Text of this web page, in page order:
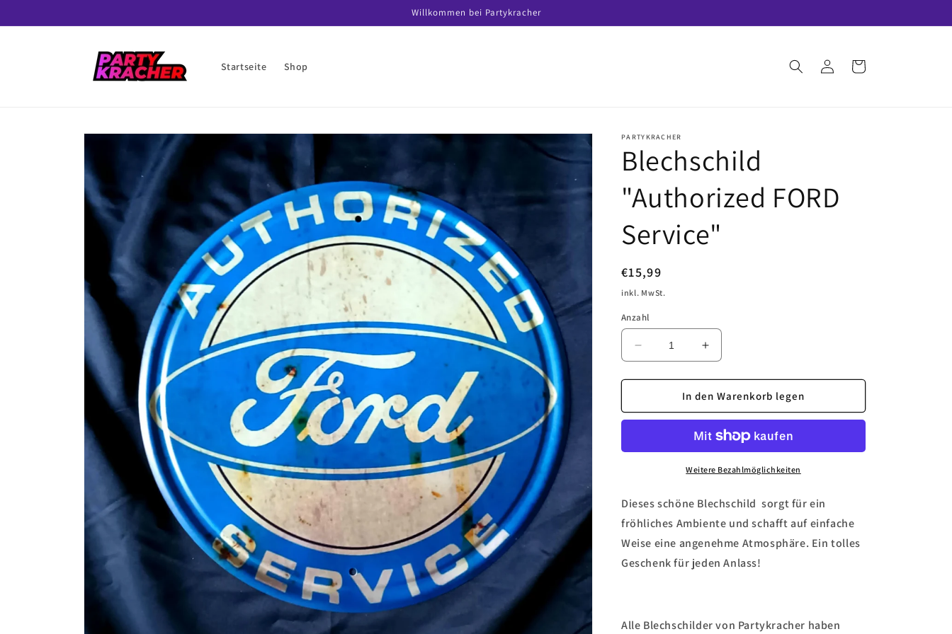
Inhalt
Willkommen bei Partykracher
Startseite Shop EinloggenWarenkorb
Produktinformationen
springen
PARTYKRACHER
Blechschild
"Authorized FORD
Service"
Normaler
Preis
€15,99
inkl. MwSt.
Anzahl
Verringere
die
Menge
Blechschild
&quot;Authorized
Service&quot;
Erhöhe
die
Menge
für
Blechschild
&quot;Authorized
FORD
Service&quot;
In den Warenkorb legen
Weitere Bezahlmöglichkeiten
Dieses schöne Blechschild sorgt für ein
fröhliches Ambiente und schafft auf einfache
Weise eine angenehme Atmosphäre. Ein tolles
Geschenk für jeden Anlass!
Alle Blechschilder von Partykracher haben